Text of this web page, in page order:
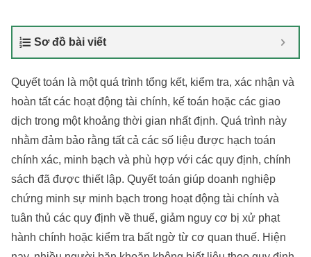
Sơ đồ bài viết
Quyết toán là một quá trình tổng kết, kiểm tra, xác nhận và
hoàn tất các hoạt động tài chính, kế toán hoặc các giao
dịch trong một khoảng thời gian nhất định. Quá trình này
nhằm đảm bảo rằng tất cả các số liệu được hạch toán
chính xác, minh bạch và phù hợp với các quy định, chính
sách đã được thiết lập. Quyết toán giúp doanh nghiệp
chứng minh sự minh bạch trong hoạt động tài chính và
tuân thủ các quy định về thuế, giảm nguy cơ bị xử phạt
hành chính hoặc kiểm tra bất ngờ từ cơ quan thuế. Hiện